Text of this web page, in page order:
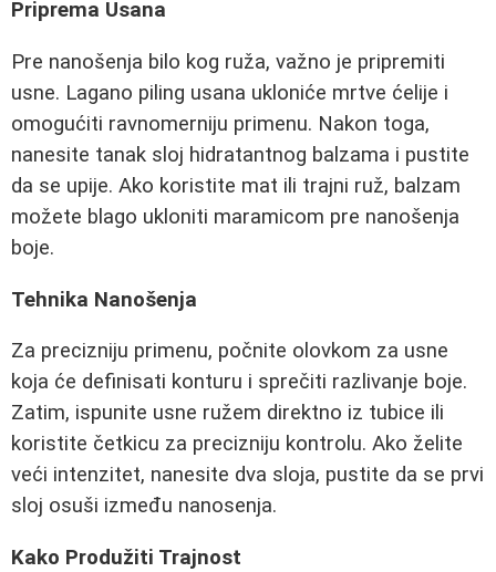
Priprema Usana
Pre nanošenja bilo kog ruža, važno je pripremiti
usne. Lagano piling usana ukloniće mrtve ćelije i
omogućiti ravnomerniju primenu. Nakon toga,
nanesite tanak sloj hidratantnog balzama i pustite
da se upije. Ako koristite mat ili trajni ruž, balzam
možete blago ukloniti maramicom pre nanošenja
boje.
Tehnika Nanošenja
Za precizniju primenu, počnite olovkom za usne
koja će definisati konturu i sprečiti razlivanje boje.
Zatim, ispunite usne ružem direktno iz tubice ili
koristite četkicu za precizniju kontrolu. Ako želite
veći intenzitet, nanesite dva sloja, pustite da se prvi
sloj osuši između nanosenja.
Kako Produžiti Trajnost